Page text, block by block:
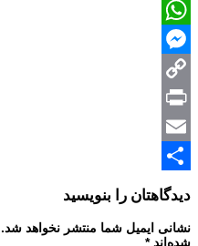
Telegram
WhatsApp
Messenger
Copy
Link
Print
Email
Share
دیدگاهتان را بنویسید
نشانی ایمیل شما منتشر نخواهد شد.
شده‌اند*